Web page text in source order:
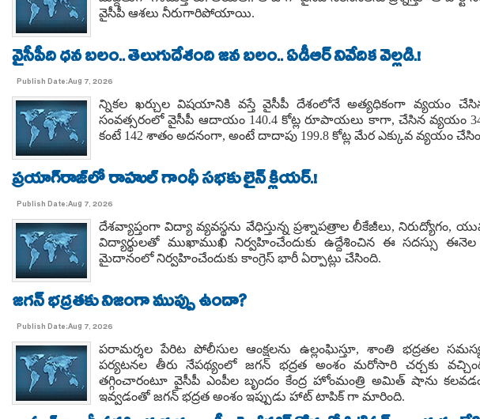
వైసీపీ ఆశలు నీరుగారిపోయాయి.
వైసీపీది ధన బలం.. తెలుగుదేశంది జన బలం.. ఏడీఆర్ నివేదిక వెల్లడి.!
Publish Date:Aug 7, 2026
న్నికల ఖర్చుల విషయానికి వస్తే వైసీపీ దేశంలోనే అత్యధికంగా వ్యయం
సంవత్సరంలో వైసీపీ ఆదాయం 140.4 కోట్ల రూపాయలు కాగా, చేసిన వ్యయం
కంటే 142 శాతం అదనంగా, అంటే దాదాపు 199.8 కోట్ల మేర ఎక్కువ వ్యయం
ప్రయాగ్‌రాజ్‌లో రాహుల్ గాంధీ సభకు లైన్ క్లియర్.!
Publish Date:Aug 7, 2026
దేశవ్యాప్తంగా విద్యా వ్యవస్థను వేధిస్తున్న ప్రశ్నాపత్రాల లీకేజీలు, నిరుద్యోగం,
విద్యార్థులతో ముఖాముఖి నిర్వహించేందుకు ఉద్దేశించిన ఈ సదస్సు
మైదానంలో నిర్వహించేందుకు కాంగ్రెస్ భారీ ఏర్పాట్లు చేసింది.
జగన్ భద్రతకు నిజంగా ముప్పు ఉందా?
Publish Date:Aug 7, 2026
పరామర్శల పేరిట పోలీసుల ఆంక్షలను ఉల్లంఘిస్తూ, శాంతి భద్రతల
పర్యటనల తీరు నేపథ్యంలో జగన్ భద్రత అంశం మరోసారి చర్చకు
తగ్గించారంటూ వైసీపీ ఎంపీల బృందం కేంద్ర హోంమంత్రి అమిత్ షాను
ఇవ్వడంతో జగన్ భద్రత అంశం ఇప్పుడు హాట్ టాపిక్ గా మారింది.